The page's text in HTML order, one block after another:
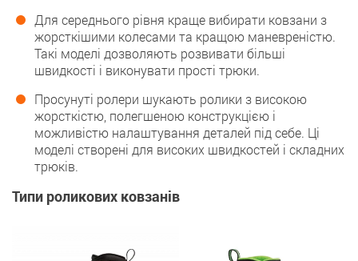
Для середнього рівня краще вибирати ковзани з
жорсткішими колесами та кращою маневреністю.
Такі моделі дозволяють розвивати більші
швидкості і виконувати прості трюки.
Просунуті ролери шукають ролики з високою
жорсткістю, полегшеною конструкцією і
можливістю налаштування деталей під себе. Ці
моделі створені для високих швидкостей і складних
трюків.
Типи роликових ковзанів